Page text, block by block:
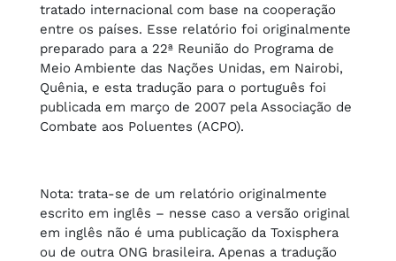
tratado internacional com base na cooperação
entre os países. Esse relatório foi originalmente
preparado para a 22ª Reunião do Programa de
Meio Ambiente das Nações Unidas, em Nairobi,
Quênia, e esta tradução para o português foi
publicada em março de 2007 pela Associação de
Combate aos Poluentes (ACPO).
Nota: trata-se de um relatório originalmente
escrito em inglês – nesse caso a versão original
em inglês não é uma publicação da Toxisphera
ou de outra ONG brasileira. Apenas a tradução